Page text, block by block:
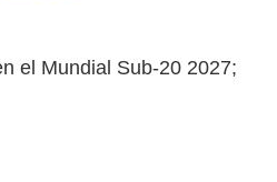
el Mundial Sub-20 2027;